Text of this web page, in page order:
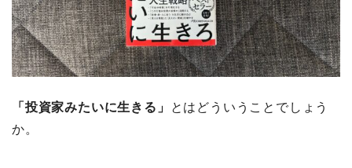
「投資家みたいに生きる」
とはどういうことでしょう
か。